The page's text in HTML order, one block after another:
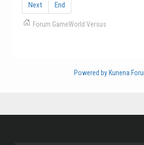
Next
End
Forum GameWorld Versus
Powered by Kunena